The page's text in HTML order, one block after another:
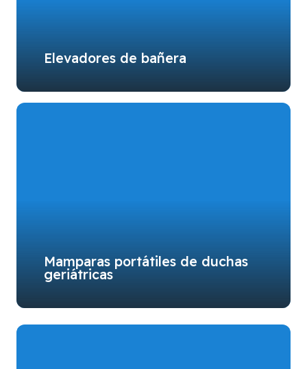
Elevadores de bañera
Mamparas portátiles de duchas
geriátricas